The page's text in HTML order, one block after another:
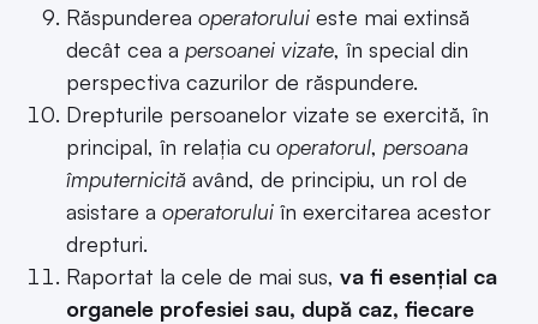
Răspunderea operatorului este mai extinsă
decât cea a persoanei vizate, în special din
perspectiva cazurilor de răspundere.
Drepturile persoanelor vizate se exercită, în
principal, în relația cu operatorul, persoana
împuternicită având, de principiu, un rol de
asistare a operatorului în exercitarea acestor
drepturi.
Raportat la cele de mai sus, va fi esențial ca
organele profesiei sau, după caz, fiecare